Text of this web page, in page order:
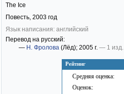
Рейтинг
Средняя оценка:
Оценок:
The Ice
Повесть, 2003 год
Язык написания: английский
Перевод на русский:
— Н. Фролова (Лёд); 2005 г. — 1 изд.